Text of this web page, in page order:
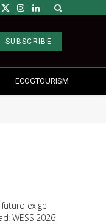
X
Instagram
LinkedIn
SUBSCRIBE
ECOGTOURISM
exige
WESS 2026